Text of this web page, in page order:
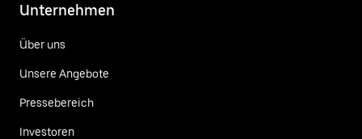
Unternehmen
Über uns
Unsere Angebote
Pressebereich
Investoren